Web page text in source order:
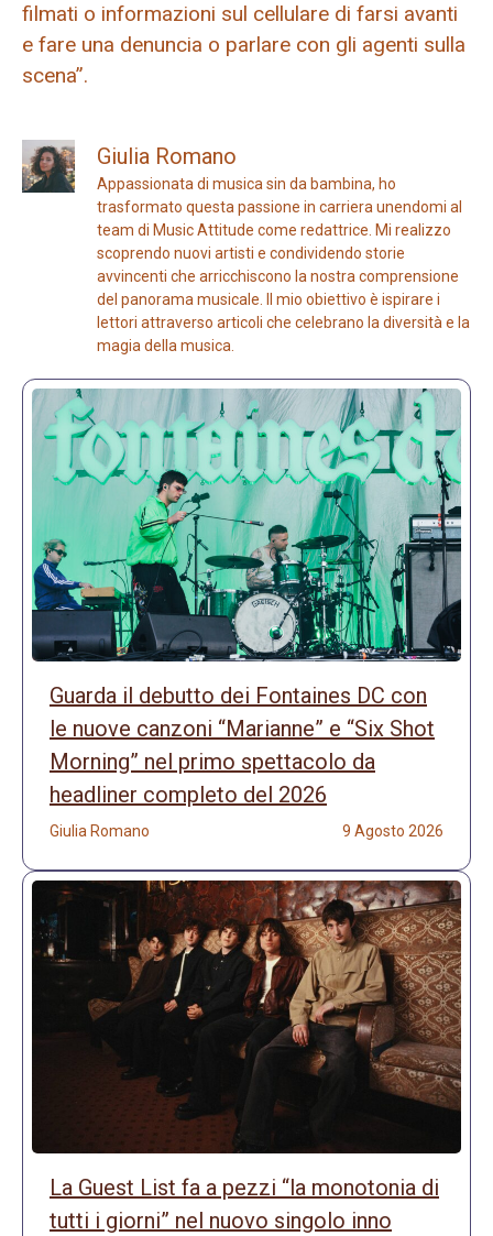
filmati o informazioni sul cellulare di farsi avanti
e fare una denuncia o parlare con gli agenti sulla
scena”.
Giulia Romano
Appassionata di musica sin da bambina, ho
trasformato questa passione in carriera unendomi al
team di Music Attitude come redattrice. Mi realizzo
scoprendo nuovi artisti e condividendo storie
avvincenti che arricchiscono la nostra comprensione
del panorama musicale. Il mio obiettivo è ispirare i
lettori attraverso articoli che celebrano la diversità e la
magia della musica.
Guarda il debutto dei Fontaines DC con
le nuove canzoni “Marianne” e “Six Shot
Morning” nel primo spettacolo da
headliner completo del 2026
Giulia Romano 9 Agosto 2026
La Guest List fa a pezzi “la monotonia di
tutti i giorni” nel nuovo singolo inno